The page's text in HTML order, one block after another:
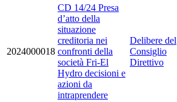
2024000018
CD 14/24 Presa
d’atto della
situazione
creditoria nei
confronti della
società Fri-El
Hydro decisioni e
azioni da
intraprendere
Delibere del
Consiglio
Direttivo